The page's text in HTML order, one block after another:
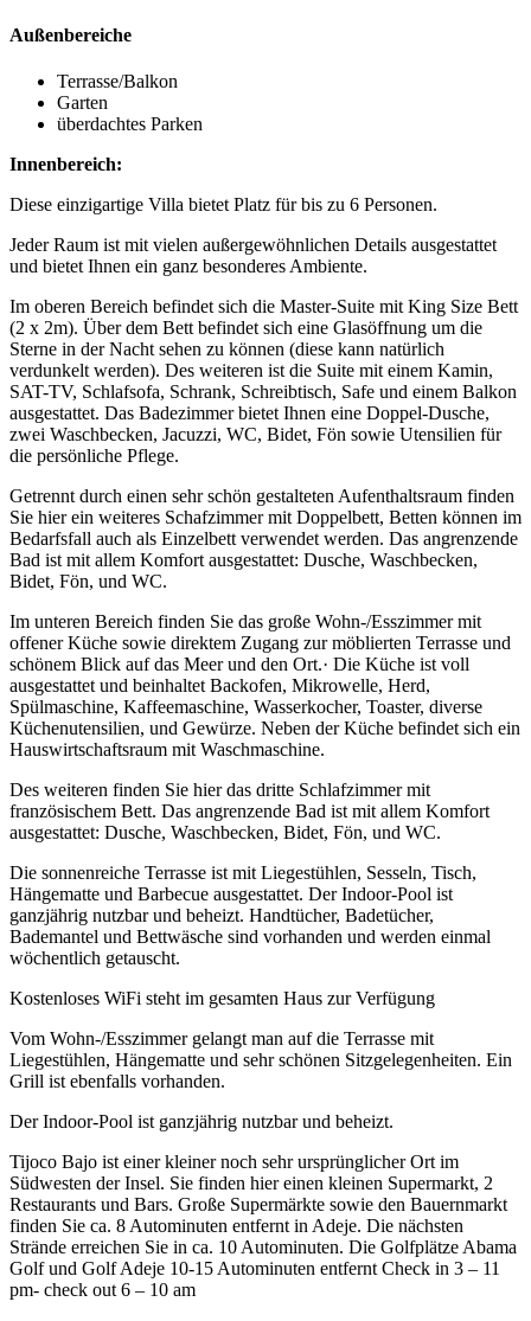
Außenbereiche
Terrasse/Balkon
Garten
überdachtes Parken
Innenbereich:
Diese einzigartige Villa bietet Platz für bis zu 6 Personen.
Jeder Raum ist mit vielen außergewöhnlichen Details ausgestattet
und bietet Ihnen ein ganz besonderes Ambiente.
Im oberen Bereich befindet sich die Master-Suite mit King Size Bett
(2 x 2m). Über dem Bett befindet sich eine Glasöffnung um die
Sterne in der Nacht sehen zu können (diese kann natürlich
verdunkelt werden). Des weiteren ist die Suite mit einem Kamin,
SAT-TV, Schlafsofa, Schrank, Schreibtisch, Safe und einem Balkon
ausgestattet. Das Badezimmer bietet Ihnen eine Doppel-Dusche,
zwei Waschbecken, Jacuzzi, WC, Bidet, Fön sowie Utensilien für
die persönliche Pflege.
Getrennt durch einen sehr schön gestalteten Aufenthaltsraum finden
Sie hier ein weiteres Schafzimmer mit Doppelbett, Betten können im
Bedarfsfall auch als Einzelbett verwendet werden. Das angrenzende
Bad ist mit allem Komfort ausgestattet: Dusche, Waschbecken,
Bidet, Fön, und WC.
Im unteren Bereich finden Sie das große Wohn-/Esszimmer mit
offener Küche sowie direktem Zugang zur möblierten Terrasse und
schönem Blick auf das Meer und den Ort.· Die Küche ist voll
ausgestattet und beinhaltet Backofen, Mikrowelle, Herd,
Spülmaschine, Kaffeemaschine, Wasserkocher, Toaster, diverse
Küchenutensilien, und Gewürze. Neben der Küche befindet sich ein
Hauswirtschaftsraum mit Waschmaschine.
Des weiteren finden Sie hier das dritte Schlafzimmer mit
französischem Bett. Das angrenzende Bad ist mit allem Komfort
ausgestattet: Dusche, Waschbecken, Bidet, Fön, und WC.
Die sonnenreiche Terrasse ist mit Liegestühlen, Sesseln, Tisch,
Hängematte und Barbecue ausgestattet. Der Indoor-Pool ist
ganzjährig nutzbar und beheizt. Handtücher, Badetücher,
Bademantel und Bettwäsche sind vorhanden und werden einmal
wöchentlich getauscht.
Kostenloses WiFi steht im gesamten Haus zur Verfügung
Vom Wohn-/Esszimmer gelangt man auf die Terrasse mit
Liegestühlen, Hängematte und sehr schönen Sitzgelegenheiten. Ein
Grill ist ebenfalls vorhanden.
Der Indoor-Pool ist ganzjährig nutzbar und beheizt.
Tijoco Bajo ist einer kleiner noch sehr ursprünglicher Ort im
Südwesten der Insel. Sie finden hier einen kleinen Supermarkt, 2
Restaurants und Bars. Große Supermärkte sowie den Bauernmarkt
finden Sie ca. 8 Autominuten entfernt in Adeje. Die nächsten
Strände erreichen Sie in ca. 10 Autominuten. Die Golfplätze Abama
Golf und Golf Adeje 10-15 Autominuten entfernt Check in 3 – 11
pm- check out 6 – 10 am